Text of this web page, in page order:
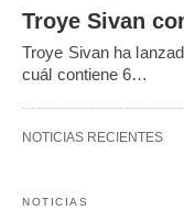
Troye Sivan
Troye Sivan ha
cuál contiene 6…
NOTICIAS RECIENTES
NOTICIAS